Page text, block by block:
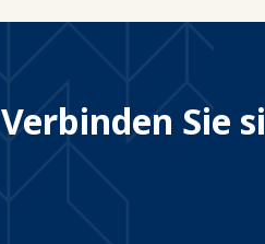
Verbinden Sie